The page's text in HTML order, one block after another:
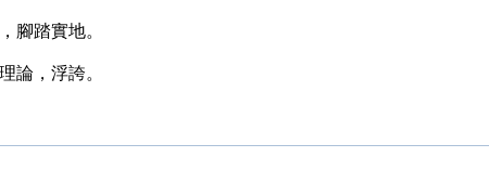
腳踏實地。
論，浮誇。